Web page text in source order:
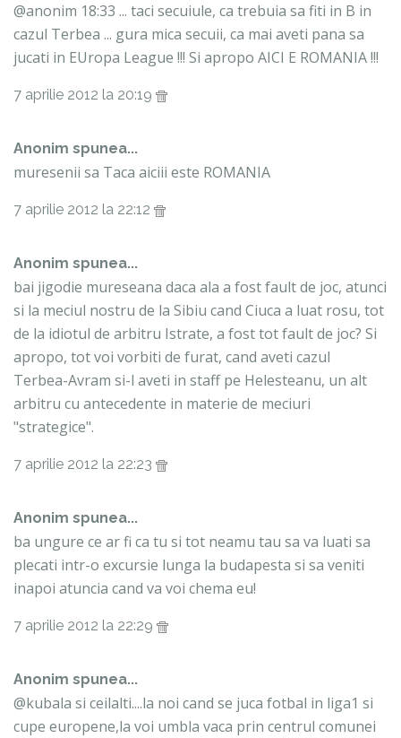
@anonim 18:33 ... taci secuiule, ca trebuia sa fiti in B in
cazul Terbea ... gura mica secuii, ca mai aveti pana sa
jucati in EUropa League !!! Si apropo AICI E ROMANIA !!!
7 aprilie 2012 la 20:19
Anonim spunea...
muresenii sa Taca aiciii este ROMANIA
7 aprilie 2012 la 22:12
Anonim spunea...
bai jigodie mureseana daca ala a fost fault de joc, atunci
si la meciul nostru de la Sibiu cand Ciuca a luat rosu, tot
de la idiotul de arbitru Istrate, a fost tot fault de joc? Si
apropo, tot voi vorbiti de furat, cand aveti cazul
Terbea-Avram si-l aveti in staff pe Helesteanu, un alt
arbitru cu antecedente in materie de meciuri
"strategice".
7 aprilie 2012 la 22:23
Anonim spunea...
ba ungure ce ar fi ca tu si tot neamu tau sa va luati sa
plecati intr-o excursie lunga la budapesta si sa veniti
inapoi atuncia cand va voi chema eu!
7 aprilie 2012 la 22:29
Anonim spunea...
@kubala si ceilalti....la noi cand se juca fotbal in liga1 si
cupe europene,la voi umbla vaca prin centrul comunei